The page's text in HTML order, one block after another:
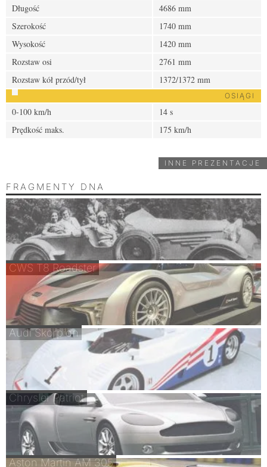
Długość
4686 mm
Szerokość
1740 mm
Wysokość
1420 mm
Rozstaw osi
2761 mm
Rozstaw kół przód/tył
1372/1372 mm
OSIĄGI
0-100 km/h
14 s
Prędkość maks.
175 km/h
INNE PREZENTACJE
FRAGMENTY DNA
CWS T8 Roadster
Audi Skorpion
Chrysler Patriot
Aston Martin AM 305